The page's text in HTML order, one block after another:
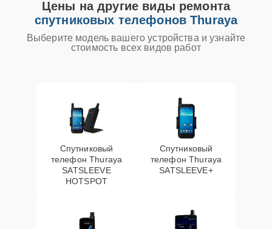
Цены на другие виды ремонта
спутниковых телефонов Thuraya
Выберите модель вашего устройства и узнайте
стоимость всех видов работ
Спутниковый
телефон Thuraya
SATSLEEVE
HOTSPOT
Спутниковый
телефон Thuraya
SATSLEEVE+